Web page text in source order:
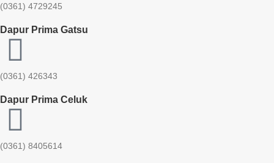
(0361) 4729245
Dapur Prima Gatsu
(0361) 426343
Dapur Prima Celuk
(0361) 8405614